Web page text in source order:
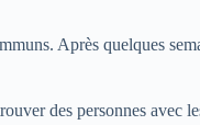
Après quelques
des personnes avec